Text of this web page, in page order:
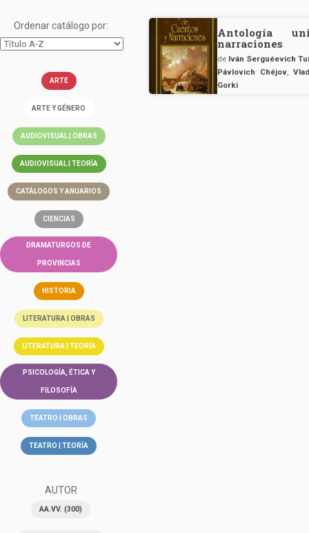
Ordenar catálogo por:
ARTE
ARTE Y GÉNERO
AUDIOVISUAL | OBRAS
AUDIOVISUAL | TEORÍA
CATÁLOGOS Y ANUARIOS
CIENCIAS
DRAMATURGOS DE
PROVINCIAS
HISTORIA
LITERATURA | OBRAS
LITERATURA | TEORÍA
PSICOLOGÍA, ÉTICA Y
FILOSOFÍA
TEATRO | OBRAS
TEATRO | TEORÍA
AUTOR
AA.VV. (300)
Antología
narraciones
de Iván Serguéevich
Pávlovich Chéjov,
Gorki